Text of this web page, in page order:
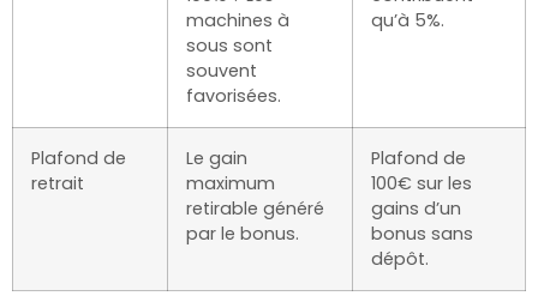
machines à
sous sont
souvent
favorisées.
qu’à 5%.
Plafond de
retrait
Le gain
maximum
retirable généré
par le bonus.
Plafond de
100€ sur les
gains d’un
bonus sans
dépôt.